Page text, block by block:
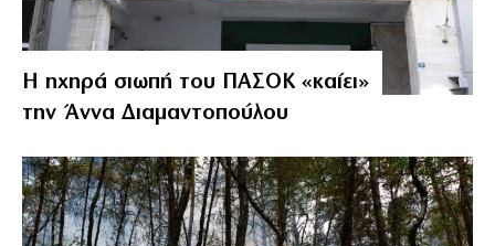
Η ηχηρά σιωπή του ΠΑΣΟΚ «καίει»
την Άννα Διαμαντοπούλου